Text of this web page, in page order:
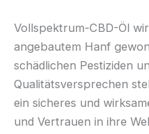
Vollspektrum-CBD-Öl
angebautem Hanf
schädlichen Pestiziden
Qualitätsversprechen
ein sicheres und
und Vertrauen in ihre